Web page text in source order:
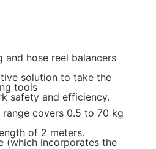
and hose reel balancers
solution to take the
tools
safety and efficiency.
range covers 0.5 to 70 kg
of 2 meters.
(which incorporates the